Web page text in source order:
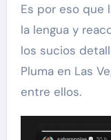
Es por eso que
la lengua y
los sucios
Pluma en Las
entre ellos.